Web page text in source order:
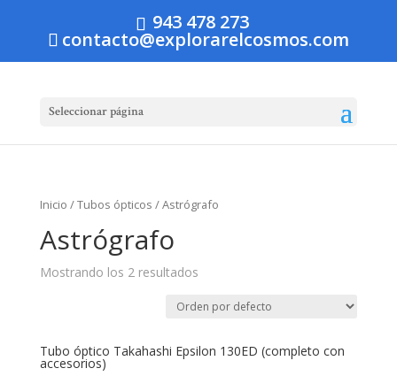
943 478 273
contacto@explorarelcosmos.com
Seleccionar página
Inicio /Tubos ópticos / Astrógrafo
Astrógrafo
Mostrando los 2 resultados
Tubo óptico Takahashi Epsilon 130ED (completo con
accesorios)